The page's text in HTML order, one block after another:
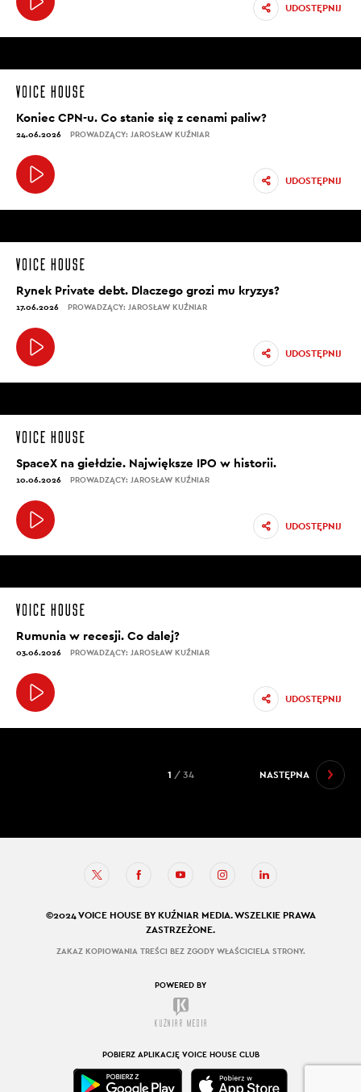
UDOSTĘPNIJ
Koniec CPN-u. Co stanie się z cenami paliw?
24.06.2026 PROWADZĄCY: JAROSŁAW KUŹNIAR
UDOSTĘPNIJ
Rynek Private debt. Dlaczego grozi mu kryzys?
17.06.2026 PROWADZĄCY: JAROSŁAW KUŹNIAR
UDOSTĘPNIJ
SpaceX na giełdzie. Największe IPO w historii.
10.06.2026 PROWADZĄCY: JAROSŁAW KUŹNIAR
UDOSTĘPNIJ
Rumunia w recesji. Co dalej?
03.06.2026 PROWADZĄCY: JAROSŁAW KUŹNIAR
UDOSTĘPNIJ
NASTĘPNA
1 / 34
©2024 VOICE HOUSE BY KUŹNIAR MEDIA. WSZELKIE PRAWA
ZASTRZEŻONE.
ZAKAZ KOPIOWANIA TREŚCI BEZ ZGODY WŁAŚCICIELA STRONY.
POWERED BY
POBIERZ APLIKACJĘ VOICE HOUSE CLUB